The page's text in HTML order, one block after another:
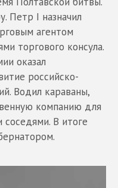
Петр I назначил
агентом
торгового консула.
оказал
российско-
Водил караваны,
компанию для
соседями. В итоге